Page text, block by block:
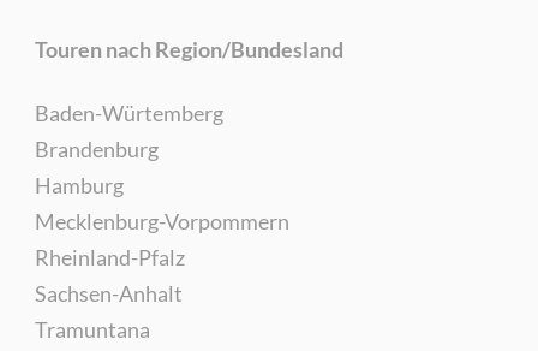
Touren nach Region/Bundesland
Baden-Würtemberg
Brandenburg
Hamburg
Mecklenburg-Vorpommern
Rheinland-Pfalz
Sachsen-Anhalt
Tramuntana